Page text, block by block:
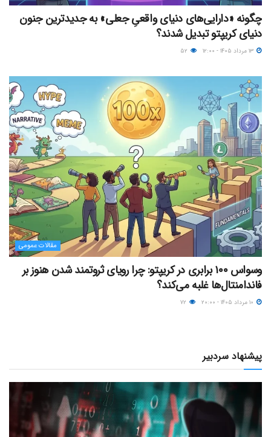
چگونه «دارایی‌های دنیای واقعیِ جعلی» به جدیدترین جنون
دنیای کریپتو تبدیل شدند؟
مقالات عمومی
وسواس ۱۰۰ برابری در کریپتو: چرا رویای ثروتمند شدن هنوز بر
فاندامنتال‌ها غلبه می‌کند؟
پیشنهاد سردبیر